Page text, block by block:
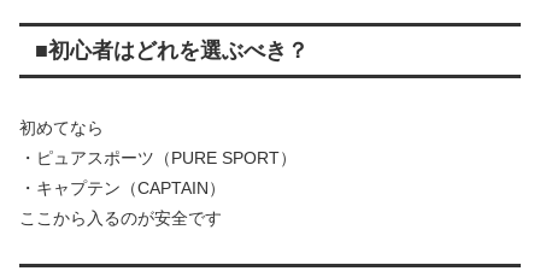
■初心者はどれを選ぶべき？
初めてなら
・ピュアスポーツ（PURE SPORT）
・キャプテン（CAPTAIN）
ここから入るのが安全です